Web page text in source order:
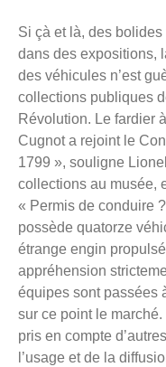
Si çà et là, des
dans des expositions,
des véhicules n’est
collections publiques
Révolution. Le fardier
Cugnot a rejoint le
1799 », souligne
collections au musée,
« Permis de conduire
possède quatorze
étrange engin
appréhension
équipes sont passées
sur ce point le
pris en compte
l’usage et de la